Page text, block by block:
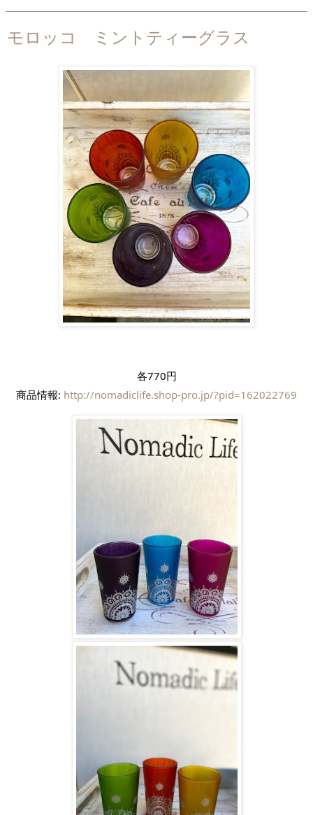
モロッコ ミントティーグラス
各770円
商品情報: http://nomadiclife.shop-pro.jp/?pid=162022769